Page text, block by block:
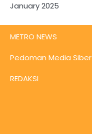
January 2025
METRO NEWS
Pedoman Media Siber
REDAKSI